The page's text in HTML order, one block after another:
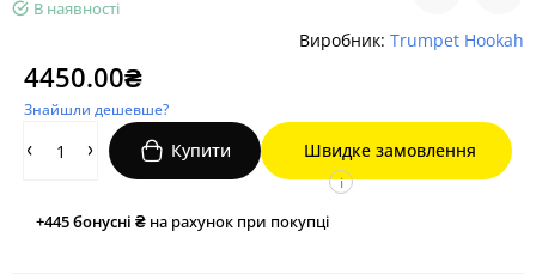
В наявності
Виробник: Trumpet Hookah
4450.00₴
Знайшли дешевше?
Купити Швидке замовлення
+445бонусні ₴ на рахунок при покупці
i